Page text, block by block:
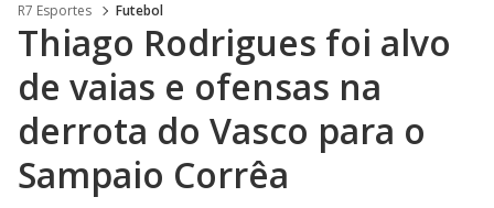
R7 Esportes Futebol
Thiago Rodrigues foi alvo
de vaias e ofensas na
derrota do Vasco para o
Sampaio Corrêa